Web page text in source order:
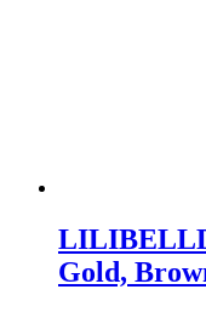
LILIBELL
Gold,